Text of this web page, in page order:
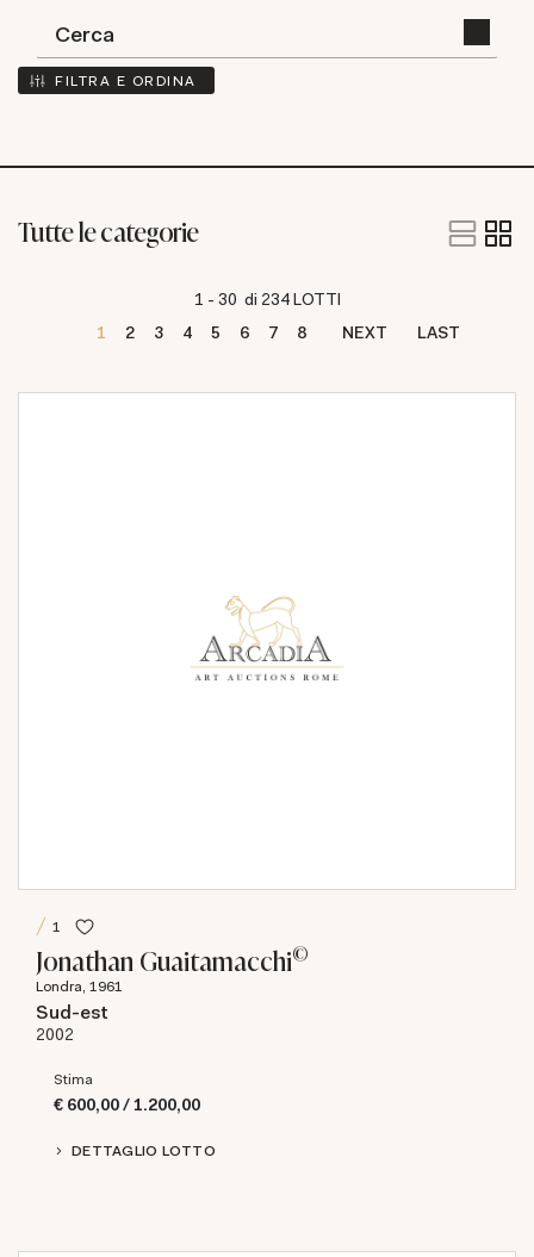
FILTRA E ORDINA
Tutte le categorie
1 - 30 di 234 LOTTI
1
2 3 4 5 6 7 8 NEXT LAST
1
Jonathan Guaitamacchi©
Londra, 1961
Sud-est
2002
Stima
€ 600,00 / 1.200,00
DETTAGLIO LOTTO